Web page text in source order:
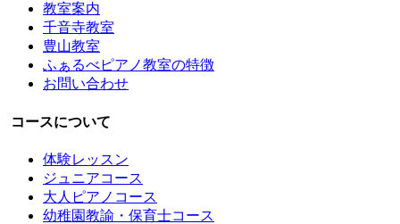
教室案内
千音寺教室
豊山教室
ふぁるべピアノ教室の特徴
お問い合わせ
コースについて
体験レッスン
ジュニアコース
大人ピアノコース
幼稚園教諭・保育士コース